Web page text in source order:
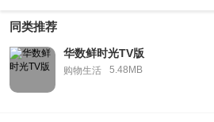
同类推荐
华数鲜时光TV版
购物生活 5.48MB